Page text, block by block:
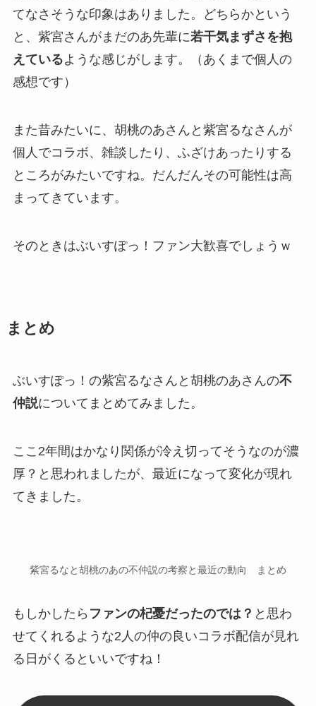
てなさそう な印象はありました。どちらかという
と、紫宮さんがまだのあ先輩に若干気まずさを抱
えているような感じがします。（あくまで個人の
感想です）
また昔みたいに、胡桃のあさんと紫宮るなさんが
個人でコラボ、雑談したり、ふざけあったりする
ところがみたいですね。だんだんその可能性は高
まってきています。
そのときはぶいすぽっ！ファン大歓喜でしょうｗ
まとめ
ぶいすぽっ！の紫宮るなさんと胡桃のあさんの不
仲説についてまとめてみました。
ここ2年間はかなり 関係が冷え切ってそうなのが濃
厚？ と思われましたが、最近になって変化が現れ
てきました。
紫宮るなと胡桃のあの不仲説の考察と最近の動向 まとめ
もしかしたら ファンの杞憂だったのでは？ と思わ
せてくれるような2人の仲の良いコラボ配信が見れ
る日がくるといいですね！